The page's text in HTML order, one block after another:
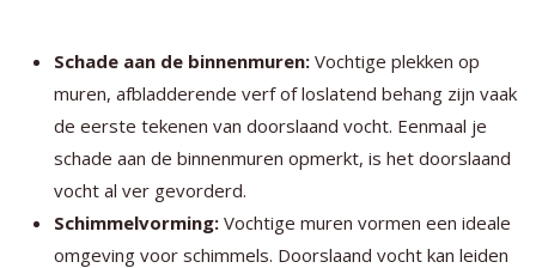
Schade aan de binnenmuren: Vochtige plekken op
muren, afbladderende verf of loslatend behang zijn vaak
de eerste tekenen van doorslaand vocht. Eenmaal je
schade aan de binnenmuren opmerkt, is het doorslaand
vocht al ver gevorderd.
Schimmelvorming: Vochtige muren vormen een ideale
omgeving voor schimmels. Doorslaand vocht kan leiden